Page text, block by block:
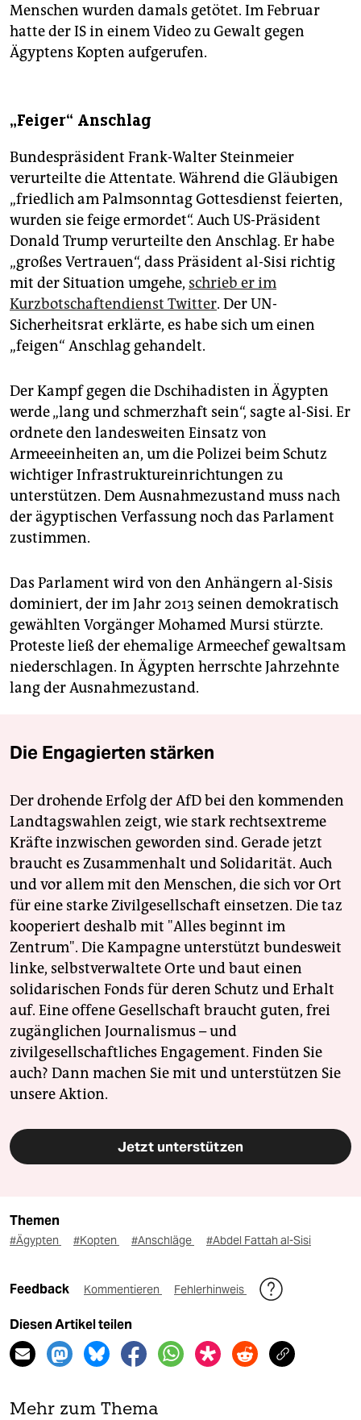
Menschen wurden damals getötet. Im Februar
hatte der IS in einem Video zu Gewalt gegen
Ägyptens Kopten aufgerufen.
„Feiger“ Anschlag
Bundespräsident Frank-Walter Steinmeier
verurteilte die Attentate. Während die Gläubigen
„friedlich am Palmsonntag Gottesdienst feierten,
wurden sie feige ermordet“. Auch US-Präsident
Donald Trump verurteilte den Anschlag. Er habe
„großes Vertrauen“, dass Präsident al-Sisi richtig
mit der Situation umgehe, schrieb er im
Kurzbotschaftendienst Twitter. Der UN-
Sicherheitsrat erklärte, es habe sich um einen
„feigen“ Anschlag gehandelt.
Der Kampf gegen die Dschihadisten in Ägypten
werde „lang und schmerzhaft sein“, sagte al-Sisi. Er
ordnete den landesweiten Einsatz von
Armeeeinheiten an, um die Polizei beim Schutz
wichtiger Infrastruktureinrichtungen zu
unterstützen. Dem Ausnahmezustand muss nach
der ägyptischen Verfassung noch das Parlament
zustimmen.
Das Parlament wird von den Anhängern al-Sisis
dominiert, der im Jahr 2013 seinen demokratisch
gewählten Vorgänger Mohamed Mursi stürzte.
Proteste ließ der ehemalige Armeechef gewaltsam
niederschlagen. In Ägypten herrschte Jahrzehnte
lang der Ausnahmezustand.
Die Engagierten stärken
Der drohende Erfolg der AfD bei den kommenden
Landtagswahlen zeigt, wie stark rechtsextreme
Kräfte inzwischen geworden sind. Gerade jetzt
braucht es Zusammenhalt und Solidarität. Auch
und vor allem mit den Menschen, die sich vor Ort
für eine starke Zivilgesellschaft einsetzen. Die taz
kooperiert deshalb mit "Alles beginnt im
Zentrum". Die Kampagne unterstützt bundesweit
linke, selbstverwaltete Orte und baut einen
solidarischen Fonds für deren Schutz und Erhalt
auf. Eine offene Gesellschaft braucht guten, frei
zugänglichen Journalismus – und
zivilgesellschaftliches Engagement. Finden Sie
auch? Dann machen Sie mit und unterstützen Sie
unsere Aktion.
Jetzt unterstützen
Themen
#Ägypten #Kopten #Anschläge #Abdel Fattah al-Sisi
Feedback Kommentieren Fehlerhinweis
Diesen Artikel teilen
Mehr zum Thema